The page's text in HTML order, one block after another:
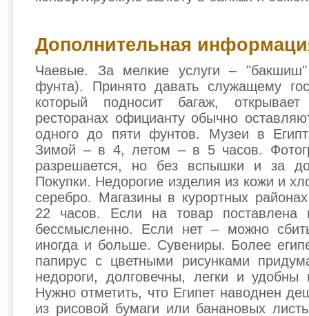
Дополнительная
Чаевые. За мелкие услуги –
фунта). Принято давать служащему
который подносит багаж,
ресторанах официанту обычно
одного до пяти фунтов. Музеи в
Зимой – в 4, летом – в 5 часов.
разрешается, но без вспышки и за
Покупки. Недорогие изделия из кожи и
серебро. Магазины в курортных
22 часов. Если на товар поставлена
бессмысленно. Если нет – можно
иногда и больше. Сувениры. Более
папирус с цветными рисунками
недороги, долговечны, легки и удобны
Нужно отметить, что Египет наводнен
из рисовой бумаги или банановых